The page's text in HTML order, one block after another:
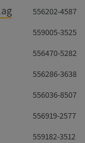
556202-4587
559005-3525
556470-5282
556286-3638
556036-8507
556919-2577
559182-3512